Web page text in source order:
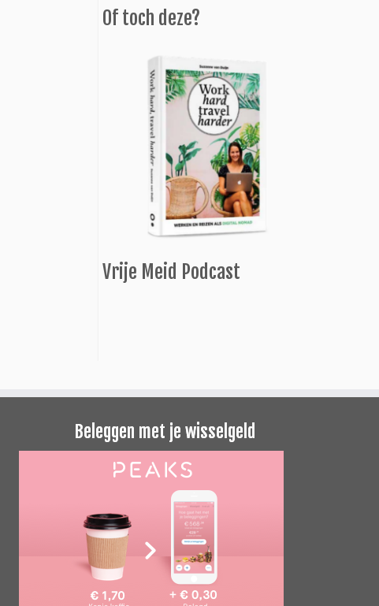
Of toch deze?
Vrije Meid Podcast
Beleggen met je wisselgeld